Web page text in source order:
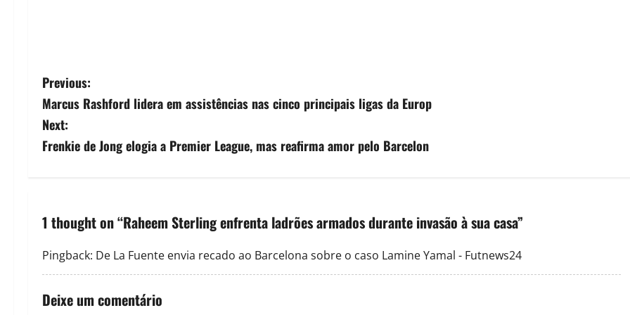
Previous:
Marcus Rashford lidera em assistências nas cinco principais ligas da Europ
Next:
Frenkie de Jong elogia a Premier League, mas reafirma amor pelo Barcelon
1 thought on “Raheem Sterling enfrenta ladrões armados durante invasão à sua casa”
Pingback: De La Fuente envia recado ao Barcelona sobre o caso Lamine Yamal - Futnews24
Deixe um comentário